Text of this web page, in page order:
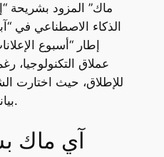
الذكاء الاصطناعي في
إطار “أسبوع
عملاق
للإطلاق، حيث اختارت
بيانات صحفية ومقاطع فيديو.
1. آي ماك